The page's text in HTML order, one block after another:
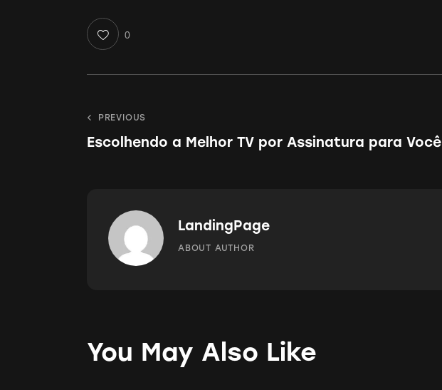
0
Navegação
Post
PREVIOUS
Escolhendo a Melhor TV por Assinatura para Você
LandingPage
ABOUT AUTHOR
You May Also Like